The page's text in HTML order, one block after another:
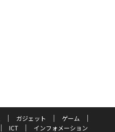
ガジェット
ゲーム
ICT インフォメーション